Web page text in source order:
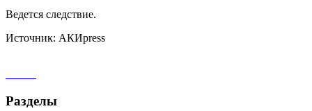
Ведется следствие.
Источник: АКИpress
Разделы